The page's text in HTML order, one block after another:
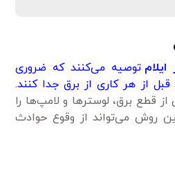
ایلام توصیه می‌کنند که ضروری
از هر کاری از برق جدا کنند.
قطع برق، لوسترها و لامپ‌ها را
روش می‌تواند از وقوع حوادث